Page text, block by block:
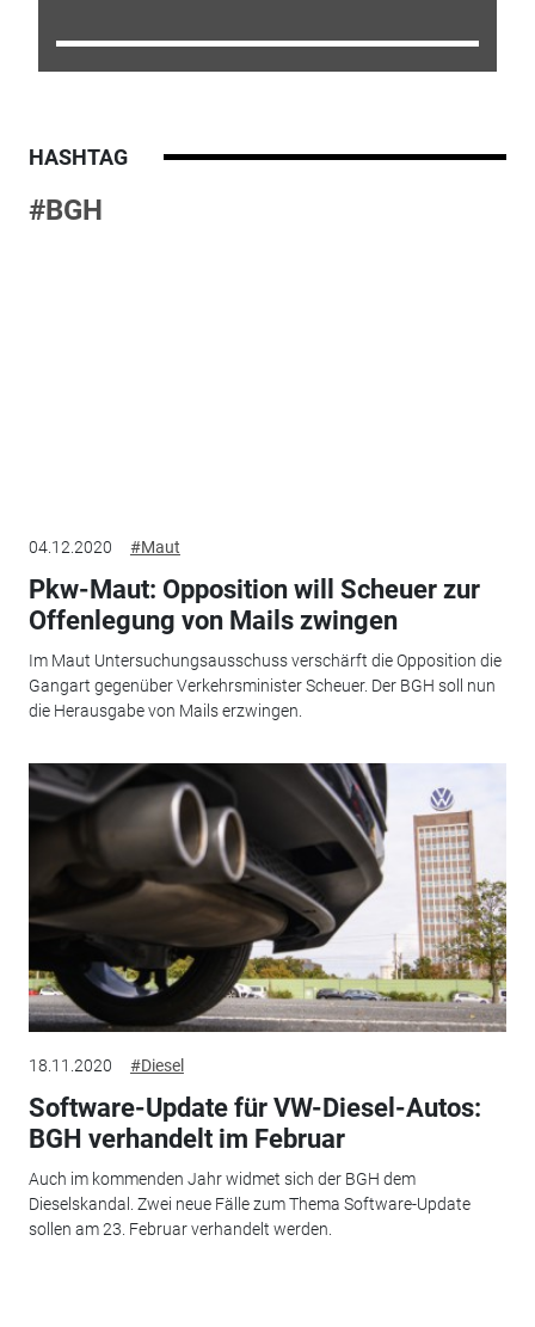
HASHTAG
#BGH
04.12.2020 #Maut
Pkw-Maut: Opposition will Scheuer zur
Offenlegung von Mails zwingen
Im Maut Untersuchungsausschuss verschärft die Opposition die
Gangart gegenüber Verkehrsminister Scheuer. Der BGH soll nun
die Herausgabe von Mails erzwingen.
18.11.2020 #Diesel
Software-Update für VW-Diesel-Autos:
BGH verhandelt im Februar
Auch im kommenden Jahr widmet sich der BGH dem
Dieselskandal. Zwei neue Fälle zum Thema Software-Update
sollen am 23. Februar verhandelt werden.